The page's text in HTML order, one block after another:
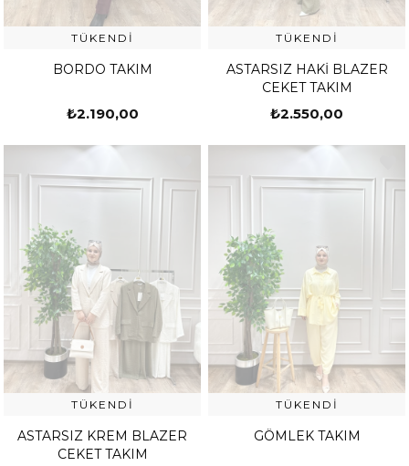
TÜKENDI
BORDO TAKIM
₺2.190,00
TÜKENDI
ASTARSIZ HAKİ BLAZER
CEKET TAKIM
₺2.550,00
TÜKENDI
ASTARSIZ KREM BLAZER
CEKET TAKIM
TÜKENDI
GÖMLEK TAKIM